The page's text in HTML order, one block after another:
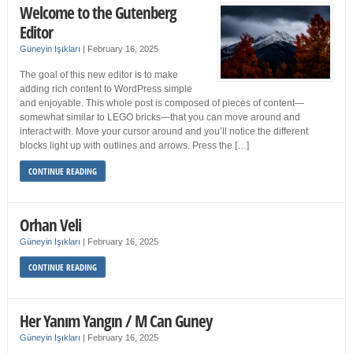
Welcome to the Gutenberg
Editor
Güneyin Işıkları | February 16, 2025
The goal of this new editor is to make
adding rich content to WordPress simple
and enjoyable. This whole post is composed of pieces of content—
somewhat similar to LEGO bricks—that you can move around and
interact with. Move your cursor around and you’ll notice the different
blocks light up with outlines and arrows. Press the […]
CONTINUE READING
Orhan Veli
Güneyin Işıkları | February 16, 2025
CONTINUE READING
Her Yanım Yangın / M Can Guney
Güneyin Işıkları | February 16, 2025